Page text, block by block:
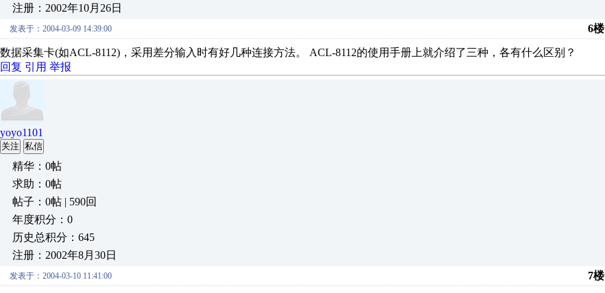
注册：2002年10月26日
发表于：2004-03-09 14:39:00 6楼
数据采集卡(如ACL-8112)，采用差分输入时有好几种连接方法。 ACL-8112的使用手册上就介绍了三种，各有什么区别？
回复 引用 举报
yoyo1101
关注 私信
精华：0帖
求助：0帖
帖子：0帖 | 590回
年度积分：0
历史总积分：645
注册：2002年8月30日
发表于：2004-03-10 11:41:00 7楼